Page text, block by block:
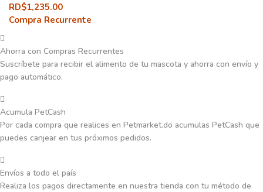
RD$1,235.00
Compra Recurrente
Ahorra con Compras Recurrentes
Suscríbete para recibir el alimento de tu mascota y ahorra con envío y
pago automático.
Acumula PetCash
Por cada compra que realices en Petmarket.do acumulas PetCash que
puedes canjear en tus próximos pedidos.
Envíos a todo el país
Realiza los pagos directamente en nuestra tienda con tu método de